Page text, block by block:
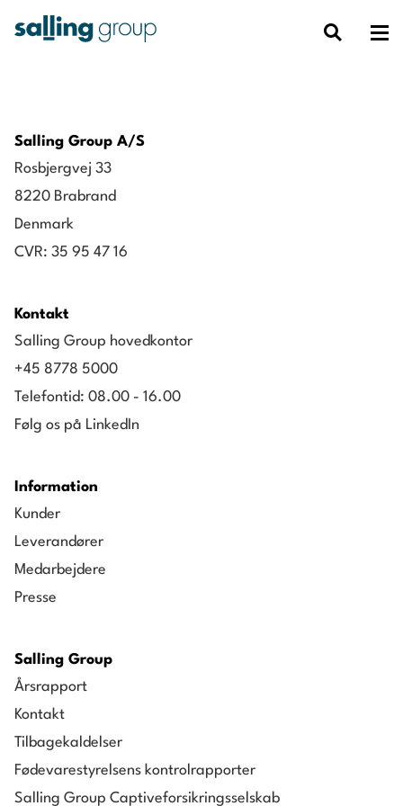
Salling Group A/S
Rosbjergvej 33
8220 Brabrand
Denmark
CVR: 35 95 47 16
Kontakt
Salling Group hovedkontor
+45 8778 5000
Telefontid: 08.00 - 16.00
Følg os på LinkedIn
Information
Kunder
Leverandører
Medarbejdere
Presse
Salling Group
Årsrapport
Kontakt
Tilbagekaldelser
Fødevarestyrelsens kontrolrapporter
Salling Group Captiveforsikringsselskab